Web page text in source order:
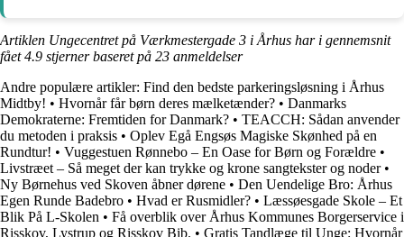
Artiklen Ungecentret på Værkmestergade 3 i Århus har i gennemsnit
fået4.9 stjerner baseret på 23 anmeldelser
Andre populære artikler: Find den bedste parkeringsløsning i Århus
Midtby! • Hvornår får børn deres mælketænder? • Danmarks
Demokraterne: Fremtiden for Danmark? • TEACCH: Sådan anvender
du metoden i praksis • Oplev Egå Engsøs Magiske Skønhed på en
Rundtur! • Vuggestuen Rønnebo – En Oase for Børn og Forældre •
Livstræet – Så meget der kan trykke og krone sangtekster og noder•
Ny Børnehus ved Skoven åbner dørene • Den Uendelige Bro: Århus
Egen Runde Badebro • Hvad er Rusmidler? • Læssøesgade Skole – Et
Blik På L-Skolen • Få overblik over Århus Kommunes Borgerservice i
Risskov, Lystrup og Risskov Bib. • Gratis Tandlæge til Unge: Hvornår